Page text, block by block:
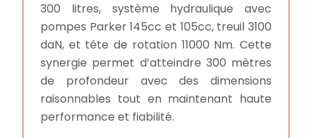
300 litres, système hydraulique avec
pompes Parker 145cc et 105cc, treuil 3100
daN, et tête de rotation 11000 Nm. Cette
synergie permet d’atteindre 300 mètres
de profondeur avec des dimensions
raisonnables tout en maintenant haute
performance et fiabilité.